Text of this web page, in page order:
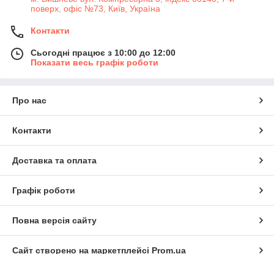
поверх, офіс №73, Київ, Україна
Контакти
Сьогодні працює з 10:00 до 12:00
Показати весь графік роботи
Про нас
Контакти
Доставка та оплата
Графік роботи
Повна версія сайту
Сайт створено на маркетплейсі Prom.ua